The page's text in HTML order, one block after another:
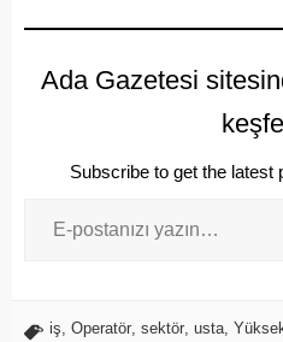
Ada Gazetesi
Subscribe to get the latest
iş Operatör sektör usta